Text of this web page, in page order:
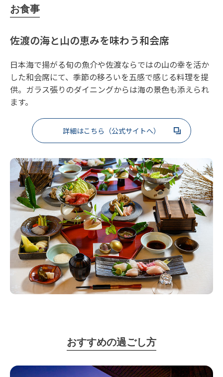
お食事
佐渡の海と山の恵みを味わう和会席
日本海で揚がる旬の魚介や佐渡ならではの山の幸を活か
した和会席にて、季節の移ろいを五感で感じる料理を提
供。ガラス張りのダイニングからは海の景色も添えられ
ます。
詳細はこちら（公式サイトへ）
おすすめの過ごし方